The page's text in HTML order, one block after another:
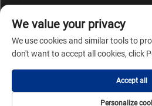
Copyright © Zhangjiagang Mars
We value your privacy
We use cookies and similar tools to
don't want to accept all cookies, click
Personalize
Accept all